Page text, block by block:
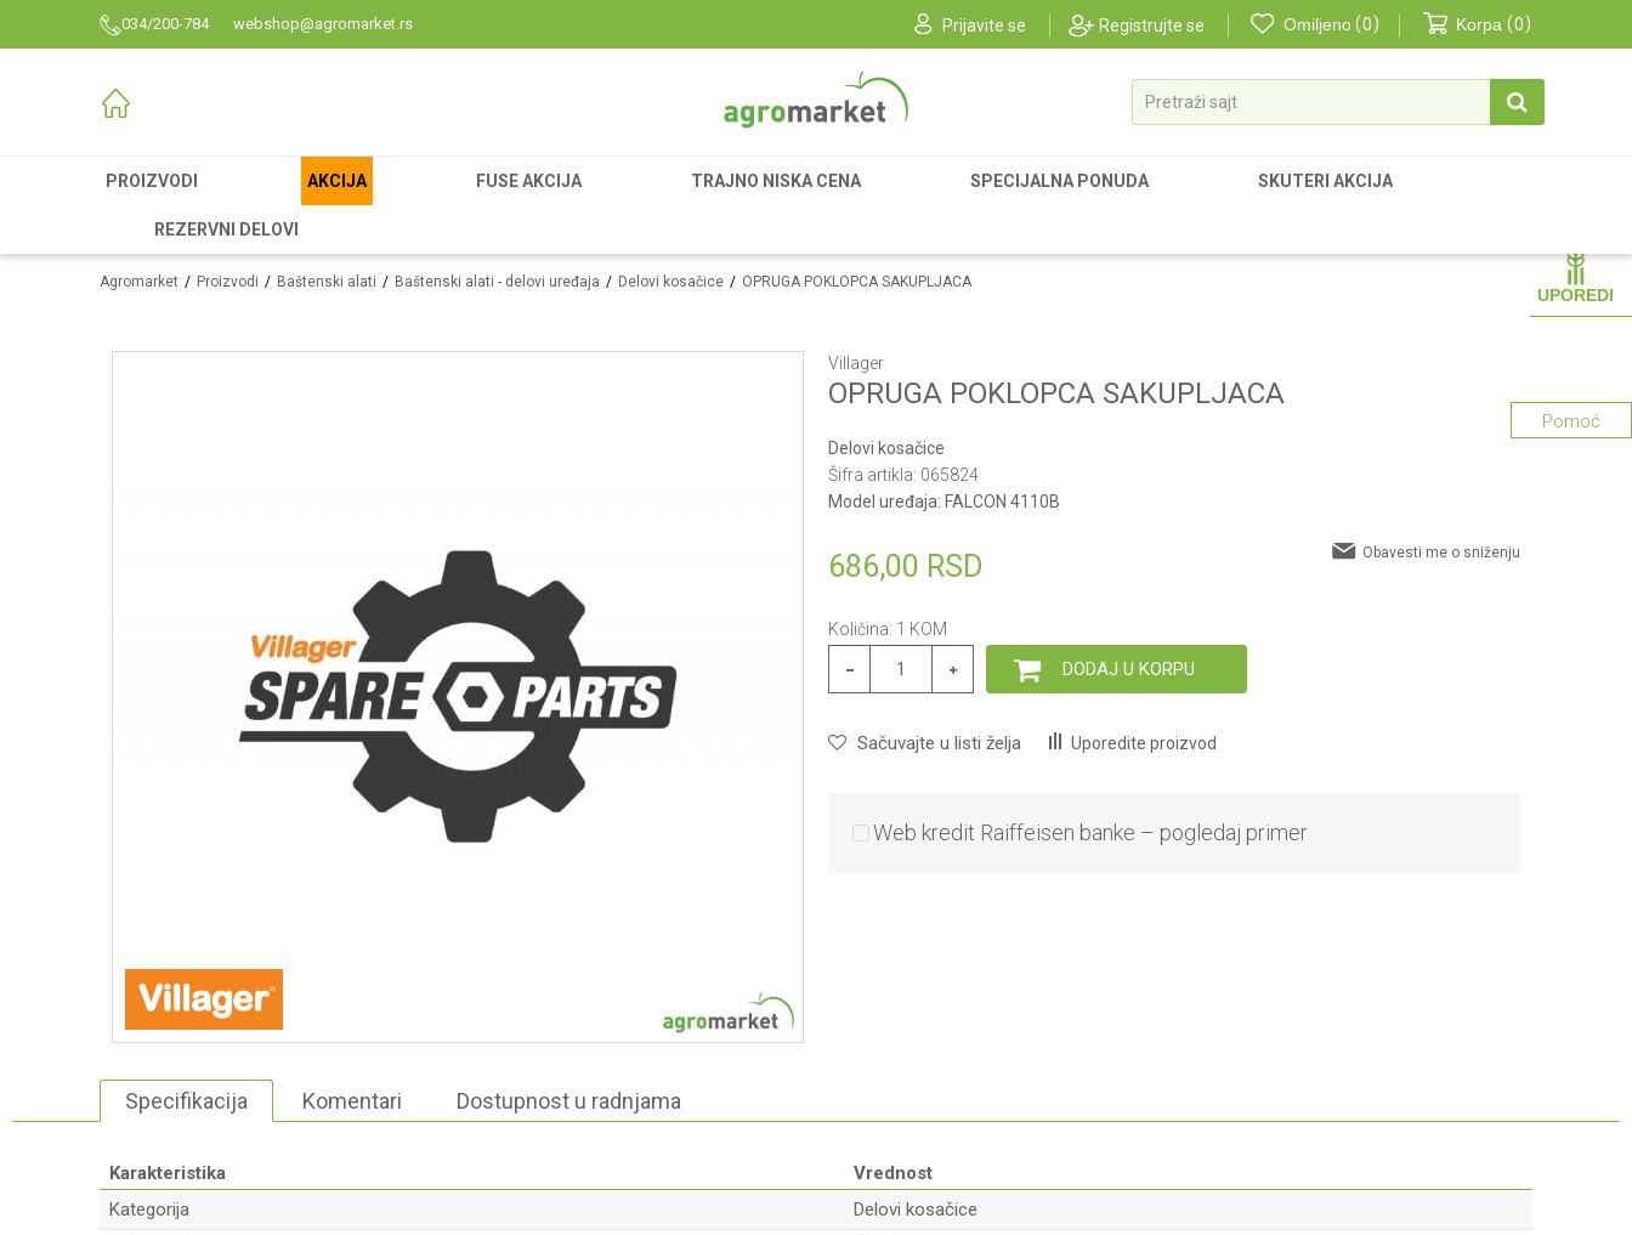
034/200-784 webshop@agromarket.rs Prijavite se Registrujte se Omiljeno 0 Korpa 0
Pretraži sajt
PROIZVODI AKCIJA FUSE AKCIJA TRAJNO NISKA CENA SPECIJALNA PONUDA SKUTERI AKCIJA
REZERVNI DELOVI
UPOREDI
Agromarket Proizvodi Baštenski alati Baštenski alati - delovi uređaja Delovi kosačice OPRUGA POKLOPCA SAKUPLJACA
Villager
OPRUGA POKLOPCA SAKUPLJACA
Delovi kosačice
Šifra artikla: 065824
Model uređaja: FALCON 4110B
686,00 RSD Obavesti me o sniženju
Količina: 1 KOM
DODAJ U KORPU
Sačuvajte u listi želja Uporedite proizvod
Web kredit Raiffeisen banke – pogledaj primer
Pomoć
Specifikacija Komentari Dostupnost u radnjama
Karakteristika
Vrednost
Kategorija
Delovi kosačice